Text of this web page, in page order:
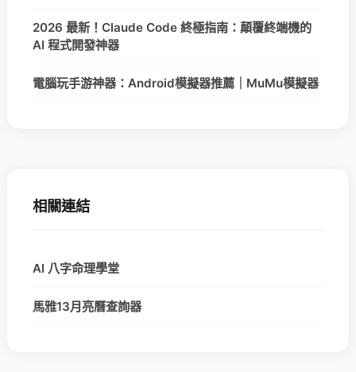
2026 最新！Claude Code 終極指南：顛覆終端機的
AI 程式開發神器
電腦玩手游神器：Android模擬器推薦｜MuMu模擬器
相關連結
AI 八字命理學堂
馬雅13月亮曆查詢器